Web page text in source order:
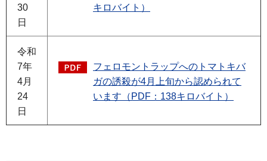
30
日
キロバイト）
令和
7年
4月
24
日
フェロモントラップへのトマトキバ
ガの誘殺が4月上旬から認められて
います（PDF：138キロバイト）